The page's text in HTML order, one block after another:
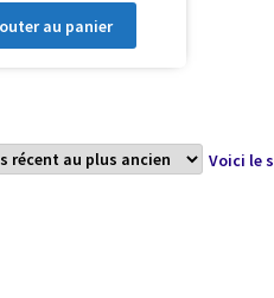
au panier
Voici le